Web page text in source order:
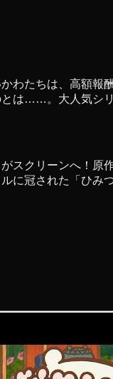
わたちは、高額報
とは……。大人気シ
スクリーンへ！原
に冠された「ひみ